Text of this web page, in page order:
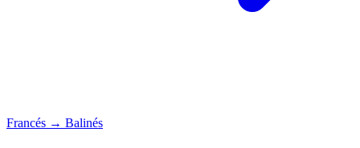
Francés → Balinés